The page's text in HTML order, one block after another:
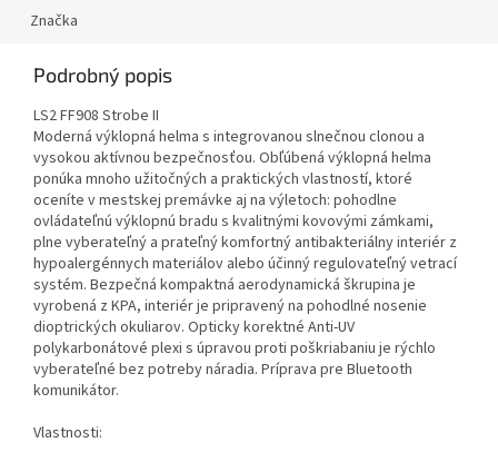
Značka
Podrobný popis
LS2 FF908 Strobe II
Moderná výklopná helma s integrovanou slnečnou clonou a
vysokou aktívnou bezpečnosťou. Obľúbená výklopná helma
ponúka mnoho užitočných a praktických vlastností, ktoré
oceníte v mestskej premávke aj na výletoch: pohodlne
ovládateľnú výklopnú bradu s kvalitnými kovovými zámkami,
plne vyberateľný a prateľný komfortný antibakteriálny interiér z
hypoalergénnych materiálov alebo účinný regulovateľný vetrací
systém. Bezpečná kompaktná aerodynamická škrupina je
vyrobená z KPA, interiér je pripravený na pohodlné nosenie
dioptrických okuliarov. Opticky korektné Anti-UV
polykarbonátové plexi s úpravou proti poškriabaniu je rýchlo
vyberateľné bez potreby náradia. Príprava pre Bluetooth
komunikátor.
Vlastnosti: